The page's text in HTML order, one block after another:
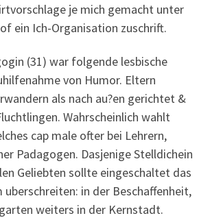
je mich gemacht unter
ein Ich-Organisation zuschrift.
(31) war folgende lesbische
von Humor. Eltern
als nach au?en gerichtet &
Wahrscheinlich wahlt
cap male ofter bei Lehrern,
Padagogen. Dasjenige Stelldichein
Geliebten sollte eingeschaltet das
uberschreiten: in der Beschaffenheit,
weiters in der Kernstadt.